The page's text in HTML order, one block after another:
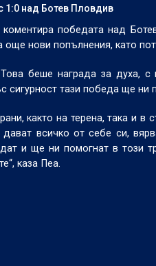
1:0 над Ботев Пловдив
победата над
нови попълнения, като
беше награда за духа, с
сигурност тази победа ще
както на терена, така и в
всичко от себе си,
и ще ни помогнат в този
каза Пеа.